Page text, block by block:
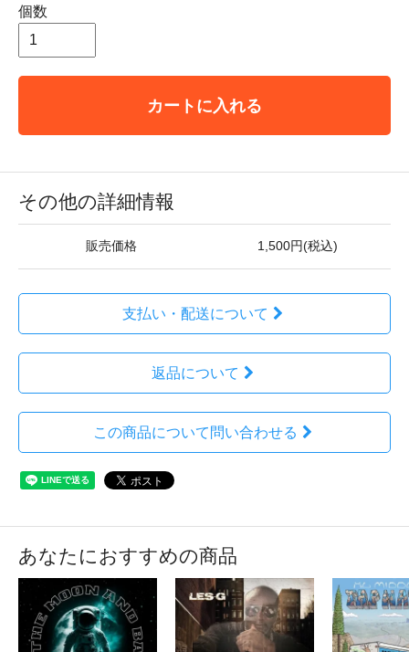
個数
カートに入れる
その他の詳細情報
販売価格 1,500円(税込)
支払い・配送について
返品について
この商品について問い合わせる
あなたにおすすめの商品